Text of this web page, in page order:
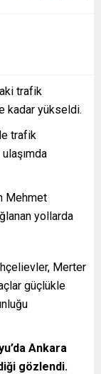
trafik
kadar yükseldi.
trafik
Mehmet
yollarda
Merter
güçlükle
Ankara
gözlendi.